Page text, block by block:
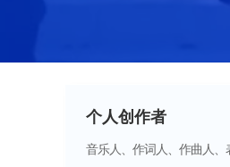
个人创作者
音乐人、作词人、作曲人